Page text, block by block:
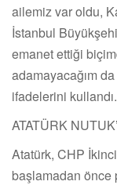
ailemiz var oldu,
İstanbul
emanet ettiği
adamayacağım
ifadelerini kullandı.
ATATÜRK
Atatürk, CHP
başlamadan önce